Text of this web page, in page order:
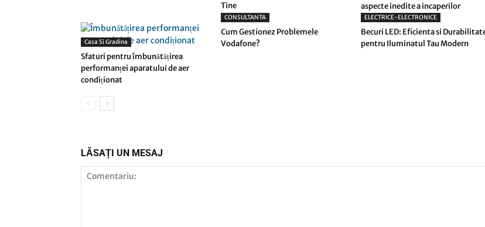
Tine
aspecte inedite a incaperilor
Casa Si Gradina
Sfaturi pentru îmbunătățirea
performanței aparatului de aer
condiționat
CONSULTANTA
Cum Gestionez Problemele
Vodafone?
ELECTRICE-ELECTRONICE
Becuri LED: Eficienta si
pentru Iluminatul Tau Modern
LĂSAȚI UN MESAJ